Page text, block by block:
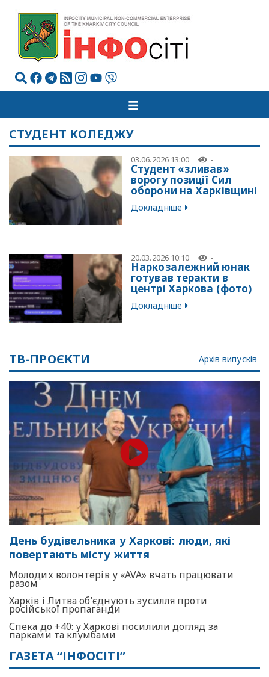
СТУДЕНТ КОЛЕДЖУ
03.06.2026 13:00 -
Студент «зливав»
ворогу позиції Сил
оборони на Харківщині
Докладніше
20.03.2026 10:10 -
Наркозалежний юнак
готував теракти в
центрі Харкова (фото)
Докладніше
ТВ-ПРОЄКТИ Архів випусків
День будівельника у Харкові: люди, які
повертають місту життя
Молодих волонтерів у «AVA» вчать працювати
разом
Харків і Литва об’єднують зусилля проти
російської пропаганди
Спека до +40: у Харкові посилили догляд за
парками та клумбами
ГАЗЕТА “ІНФОСІТІ”